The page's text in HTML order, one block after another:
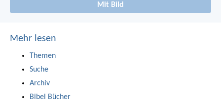
Mit Bild
Mehr lesen
Themen
Suche
Archiv
Bibel Bücher